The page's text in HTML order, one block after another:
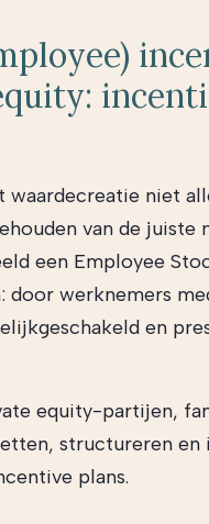
waardecreatie niet
van de juiste
een Employee
werknemers
en
equity-partijen,
structureren
plans.